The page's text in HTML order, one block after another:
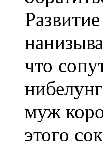
что
муж
этого